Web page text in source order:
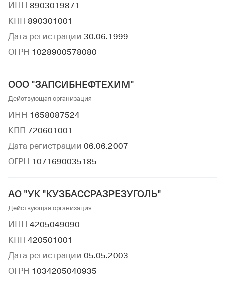
ИНН 8903019871
КПП 890301001
Дата регистрации 30.06.1999
ОГРН 1028900578080
ООО "ЗАПСИБНЕФТЕХИМ"
Действующая организация
ИНН 1658087524
КПП 720601001
Дата регистрации 06.06.2007
ОГРН 1071690035185
АО "УК "КУЗБАССРАЗРЕЗУГОЛЬ"
Действующая организация
ИНН 4205049090
КПП 420501001
Дата регистрации 05.05.2003
ОГРН 1034205040935